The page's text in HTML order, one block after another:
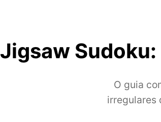
Jigsaw
O guia
irregulares